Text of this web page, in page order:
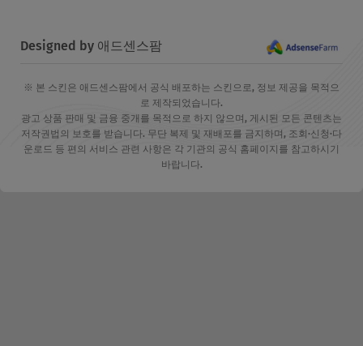
Designed by 애드센스팜
※ 본 스킨은 애드센스팜에서 공식 배포하는 스킨으로, 정보 제공을 목적으
로 제작되었습니다.
광고 상품 판매 및 금융 중개를 목적으로 하지 않으며, 게시된 모든 콘텐츠는
저작권법의 보호를 받습니다. 무단 복제 및 재배포를 금지하며, 조회·신청·다
운로드 등 편의 서비스 관련 사항은 각 기관의 공식 홈페이지를 참고하시기
바랍니다.